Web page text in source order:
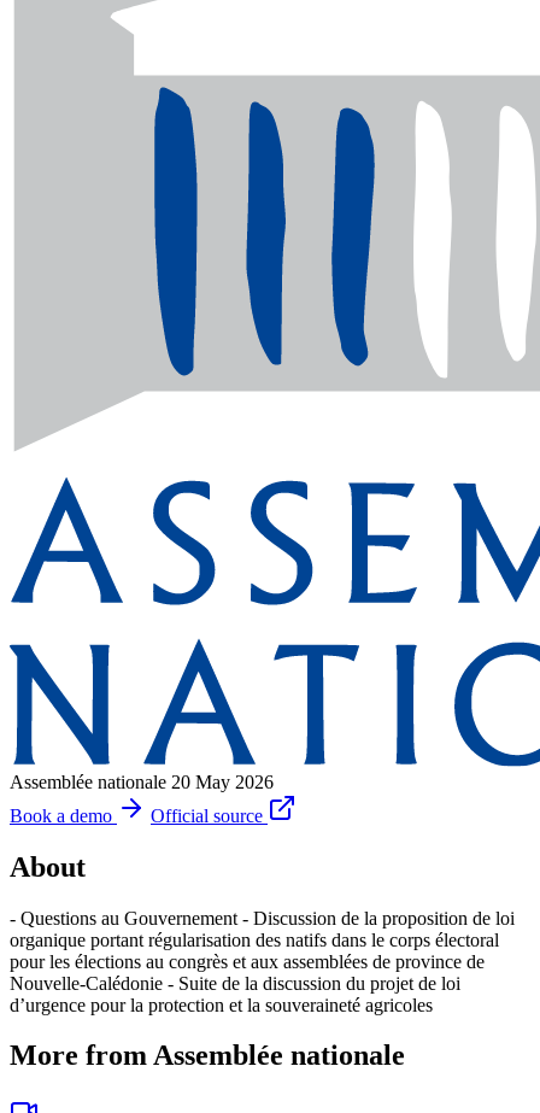
Assemblée nationale 20 May 2026
Book a demo
Official source
About
- Questions au Gouvernement - Discussion de la proposition de loi
organique portant régularisation des natifs dans le corps électoral
pour les élections au congrès et aux assemblées de province de
Nouvelle-Calédonie - Suite de la discussion du projet de loi
d’urgence pour la protection et la souveraineté agricoles
More from Assemblée nationale